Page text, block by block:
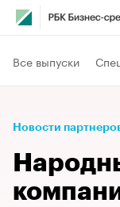
Все выпуски
Новости